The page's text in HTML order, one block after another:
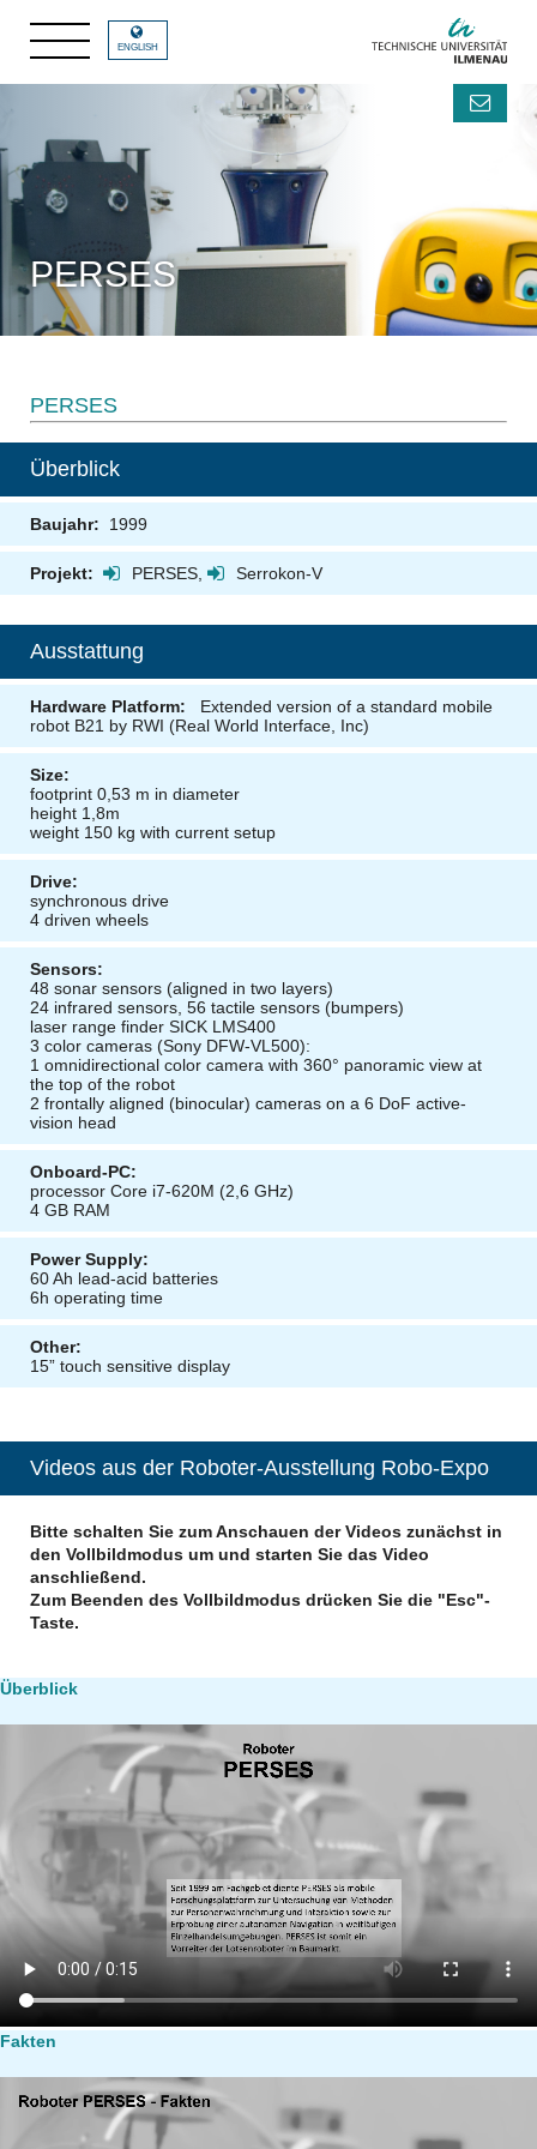
ENGLISH
PERSES
PERSES
Überblick
Baujahr: 1999
Projekt: PERSES Serrokon-V
Ausstattung
Hardware Platform:
Extended version of a standard mobile
robot B21 by RWI (Real World Interface, Inc)
Size:
footprint 0,53 m in diameter
height 1,8m
weight 150 kg with current setup
Drive:
synchronous drive
4 driven wheels
Sensors:
48 sonar sensors (aligned in two layers)
24 infrared sensors, 56 tactile sensors (bumpers)
laser range finder SICK LMS400
3 color cameras (Sony DFW-VL500):
1 omnidirectional color camera with 360° panoramic view at
the top of the robot
2 frontally aligned (binocular) cameras on a 6 DoF active-
vision head
Onboard-PC:
processor Core i7-620M (2,6 GHz)
4 GB RAM
Power Supply:
60 Ah lead-acid batteries
6h operating time
Other:
15” touch sensitive display
Videos aus der Roboter-Ausstellung Robo-Expo
Bitte schalten Sie zum Anschauen der Videos zunächst in
den Vollbildmodus um und starten Sie das Video
anschließend.
Zum Beenden des Vollbildmodus drücken Sie die "Esc"-
Taste.
Überblick
Fakten